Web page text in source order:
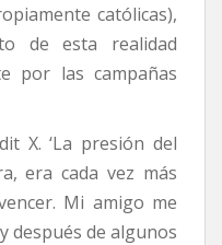
católicas),
de esta realidad
por las campañas
X. ‘La presión del
era cada vez más
Mi amigo me
después de algunos